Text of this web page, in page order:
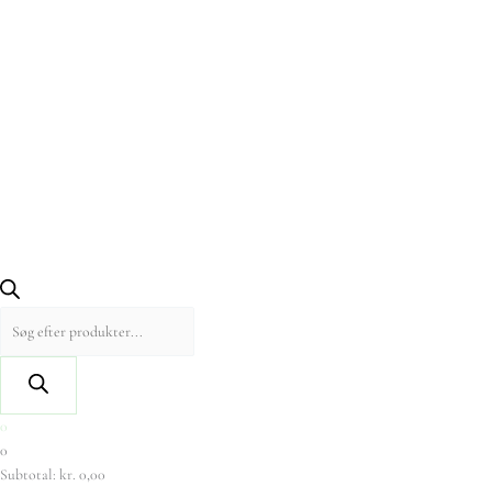
0
0
Subtotal: kr. 0,00